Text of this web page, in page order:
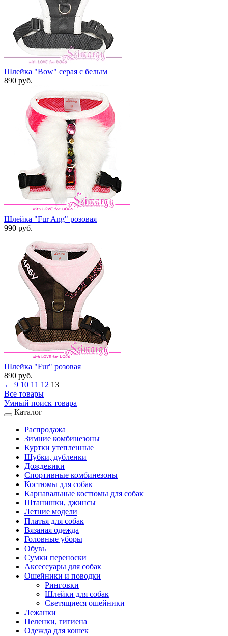
Шлейка "Bow" серая с белым
890 руб.
Шлейка "Fur Ang" розовая
990 руб.
Шлейка "Fur" розовая
890 руб.
← 9 10 11 12 13
Все товары
Умный поиск товара
Каталог
Распродажа
Зимние комбинезоны
Куртки утепленные
Шубки, дубленки
Дождевики
Спортивные комбинезоны
Костюмы для собак
Карнавальные костюмы для собак
Штанишки, джинсы
Летние модели
Платья для собак
Вязаная одежда
Головные уборы
Обувь
Сумки переноски
Аксессуары для собак
Ошейники и поводки
Ринговки
Шлейки для собак
Светящиеся ошейники
Лежанки
Пеленки, гигиена
Одежда для кошек